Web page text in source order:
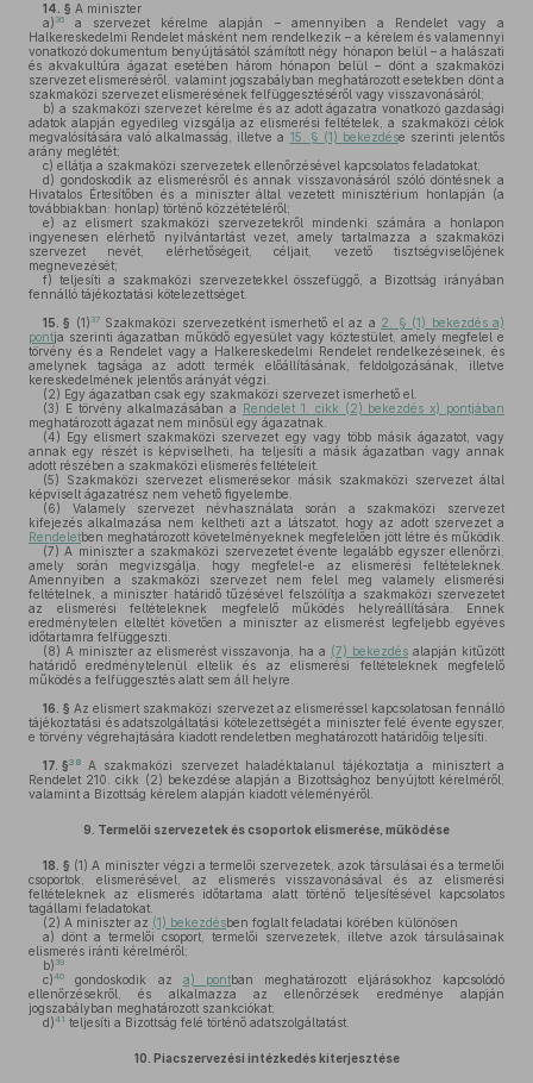
14. § A miniszter
a) 36
a szervezet kérelme alapján – amennyiben a Rendelet vagy a
Halkereskedelmi Rendelet másként nem rendelkezik – a kérelem és valamennyi
vonatkozó dokumentum benyújtásától számított négy hónapon belül – a halászati
és akvakultúra ágazat esetében három hónapon belül – dönt a szakmaközi
szervezet elismeréséről, valamint jogszabályban meghatározott esetekben dönt a
szakmaközi szervezet elismerésének felfüggesztéséről vagy visszavonásáról;
b) a szakmaközi szervezet kérelme és az adott ágazatra vonatkozó gazdasági
adatok alapján egyedileg vizsgálja az elismerési feltételek, a szakmaközi célok
megvalósítására való alkalmasság, illetve a 15. § (1) bekezdése szerinti jelentős
arány meglétét;
c) ellátja a szakmaközi szervezetek ellenőrzésével kapcsolatos feladatokat;
d) gondoskodik az elismerésről és annak visszavonásáról szóló döntésnek a
Hivatalos Értesítőben és a miniszter által vezetett minisztérium honlapján (a
továbbiakban: honlap) történő közzétételéről;
e) az elismert szakmaközi szervezetekről mindenki számára a honlapon
ingyenesen elérhető nyilvántartást vezet, amely tartalmazza a szakmaközi
szervezet nevét, elérhetőségeit, céljait, vezető tisztségviselőjének
megnevezését;
f) teljesíti a szakmaközi szervezetekkel összefüggő, a Bizottság irányában
fennálló tájékoztatási kötelezettséget.
15. § (1) 37Szakmaközi szervezetként ismerhető el az a 2. § (1) bekezdés a)
pontja szerinti ágazatban működő egyesület vagy köztestület, amely megfelel e
törvény és a Rendelet vagy a Halkereskedelmi Rendelet rendelkezéseinek, és
amelynek tagsága az adott termék előállításának, feldolgozásának, illetve
kereskedelmének jelentős arányát végzi.
(2) Egy ágazatban csak egy szakmaközi szervezet ismerhető el.
(3) E törvény alkalmazásában a Rendelet 1. cikk (2) bekezdés x) pontjában
meghatározott ágazat nem minősül egy ágazatnak.
(4) Egy elismert szakmaközi szervezet egy vagy több másik ágazatot, vagy
annak egy részét is képviselheti, ha teljesíti a másik ágazatban vagy annak
adott részében a szakmaközi elismerés feltételeit.
(5) Szakmaközi szervezet elismerésekor másik szakmaközi szervezet által
képviselt ágazatrész nem vehető figyelembe.
(6) Valamely szervezet névhasználata során a szakmaközi szervezet
kifejezés alkalmazása nem keltheti azt a látszatot, hogy az adott szervezet a
Rendeletben meghatározott követelményeknek megfelelően jött létre és működik.
(7) A miniszter a szakmaközi szervezetet évente legalább egyszer ellenőrzi,
amely során megvizsgálja, hogy megfelel-e az elismerési feltételeknek.
Amennyiben a szakmaközi szervezet nem felel meg valamely elismerési
feltételnek, a miniszter határidő tűzésével felszólítja a szakmaközi szervezetet
az elismerési feltételeknek megfelelő működés helyreállítására. Ennek
eredménytelen elteltét követően a miniszter az elismerést legfeljebb egyéves
időtartamra felfüggeszti.
(8) A miniszter az elismerést visszavonja, ha a (7) bekezdés alapján kitűzött
határidő eredménytelenül eltelik és az elismerési feltételeknek megfelelő
működés a felfüggesztés alatt sem áll helyre.
16. § Az elismert szakmaközi szervezet az elismeréssel kapcsolatosan fennálló
tájékoztatási és adatszolgáltatási kötelezettségét a miniszter felé évente egyszer,
e törvény végrehajtására kiadott rendeletben meghatározott határidőig teljesíti.
17. §38
A szakmaközi szervezet haladéktalanul tájékoztatja a minisztert a
Rendelet 210. cikk (2) bekezdése alapján a Bizottsághoz benyújtott kérelméről,
valamint a Bizottság kérelem alapján kiadott véleményéről.
9. Termelői szervezetek és csoportok elismerése, működése
18. § (1) A miniszter végzi a termelői szervezetek, azok társulásai és a termelői
csoportok, elismerésével, az elismerés visszavonásával és az elismerési
feltételeknek az elismerés időtartama alatt történő teljesítésével kapcsolatos
tagállami feladatokat.
(2) A miniszter az (1) bekezdésben foglalt feladatai körében különösen
a) dönt a termelői csoport, termelői szervezetek, illetve azok társulásainak
elismerés iránti kérelméről;
b) 39
c)40 gondoskodik az a) pontban meghatározott eljárásokhoz kapcsolódó
ellenőrzésekről, és alkalmazza az ellenőrzések eredménye alapján
jogszabályban meghatározott szankciókat;
d)41 teljesíti a Bizottság felé történő adatszolgáltatást.
10. Piacszervezési intézkedés kiterjesztése